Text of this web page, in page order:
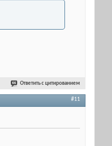
Ответить с цитированием
#11